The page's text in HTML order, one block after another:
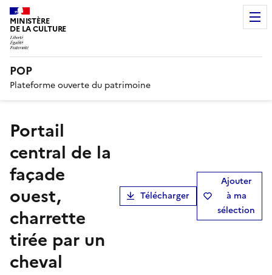
MINISTÈRE
DE LA CULTURE
POP
Plateforme ouverte du patrimoine
Portail
central de la
façade
ouest,
charrette
tirée par un
cheval
Télécharger
Ajouter
à ma
sélection